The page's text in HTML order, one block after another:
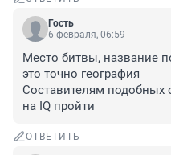
Гость
6 февраля, 06:59
Место битвы, название
это точно география
Составителям подобных
на IQ пройти
ОТВЕТИТЬ